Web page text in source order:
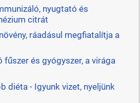
nyugtató és
citrát
ráadásul megfiatalítja a
fűszer és gyógyszer, a virága
diéta - Igyunk vizet, nyeljünk